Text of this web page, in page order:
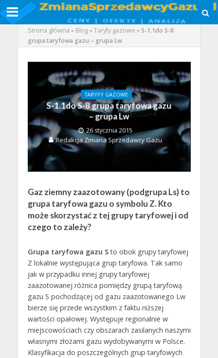
Strona główna » Blog»Taryfy gazowe »S-1.1do S-8
grupa taryfowa gazu – grupa Lw
TARYFY GAZOWE
S-1.1do S-8 grupa taryfowa gazu
– grupa Lw
26 stycznia 2015
Redakcja Zmiana Sprzedawcy Gazu
Gaz ziemny zaazotowany (podgrupa Ls) to
grupa taryfowa gazu o symbolu Z. Kto
może skorzystać z tej grupy taryfowej i od
czego to zależy?
Grupa taryfowa gazu Sto obok grupy taryfowej
Z lokalnie występująca grup taryfowa. Tak samo
jak w przypadku innej grupy taryfowej
zaazotowanej różnica pomiędzy grupą taryfową
gazu S pochodzącej od gazu zaazotowanego Lw
bierze się przede wszystkim z faktu niższej
wartości opałowej. Występuje regionalnie w
miejscowościach czy obszarach zasilanych naszymi
własnymi złożami gazu wydobywanymi w Polsce.
Klasyfikacja do poszczególnych grup taryfowych